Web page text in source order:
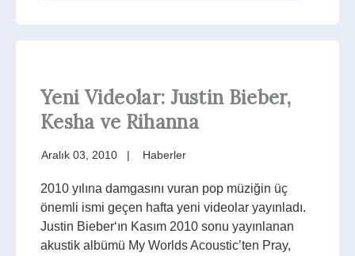
Yeni Videolar: Justin Bieber,
Kesha ve Rihanna
Aralık 03, 2010 Haberler
2010 yılına damgasını vuran pop müziğin üç
önemli ismi geçen hafta yeni videolar yayınladı.
Justin Bieber‘ın Kasım 2010 sonu yayınlanan
akustik albümü My Worlds Acoustic’ten Pray,